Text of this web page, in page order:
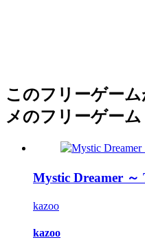
このフリーゲー
メのフリーゲーム
Mystic Dreamer ～
kazoo
kazoo